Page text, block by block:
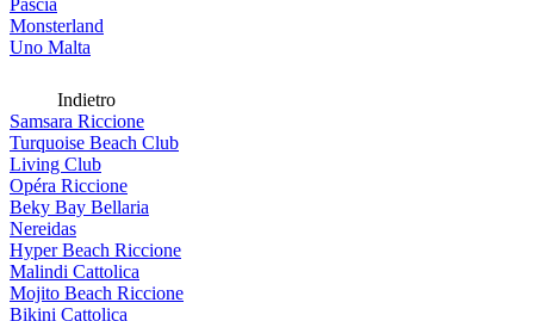
Pascià
Monsterland
Uno Malta
Indietro
Samsara Riccione
Turquoise Beach Club
Living Club
Opéra Riccione
Beky Bay Bellaria
Nereidas
Hyper Beach Riccione
Malindi Cattolica
Mojito Beach Riccione
Bikini Cattolica